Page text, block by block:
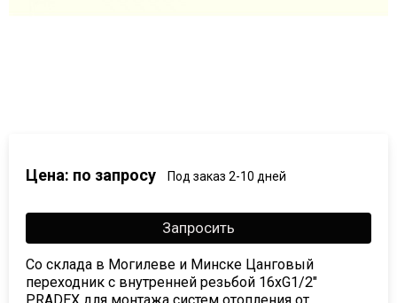
Цена: по запросу Под заказ 2-10 дней
Запросить
Со склада в Могилеве и Минске Цанговый
переходник с внутренней резьбой 16xG1/2"